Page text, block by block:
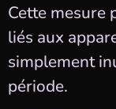
Cette mesure
liés aux
simplement
période.